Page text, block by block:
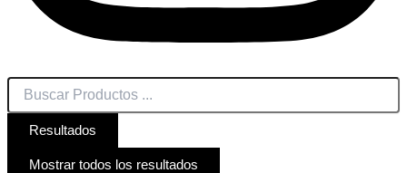
Resultados
Mostrar todos los resultados